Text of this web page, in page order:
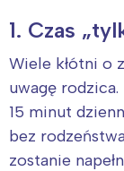
1. Czas
Wiele kłótni o
uwagę
15 minut
bez
zostanie